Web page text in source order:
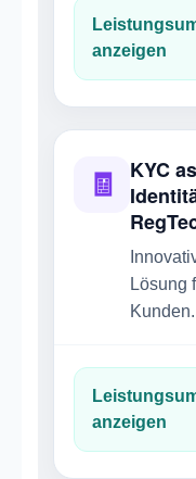
anzeigen
🧾
KYC
Lösung
Kunden.
anzeigen